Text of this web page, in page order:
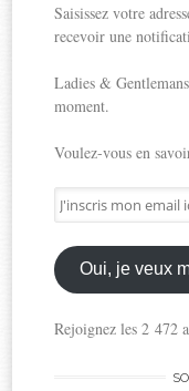
Saisissez votre
recevoir une
Ladies &
moment.
Voulez-vous en
J'inscris
mon
email
ici
Oui, je veux
Rejoignez les 2 472